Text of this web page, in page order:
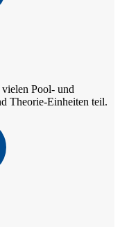
Pool- und
Theorie-Einheiten teil.